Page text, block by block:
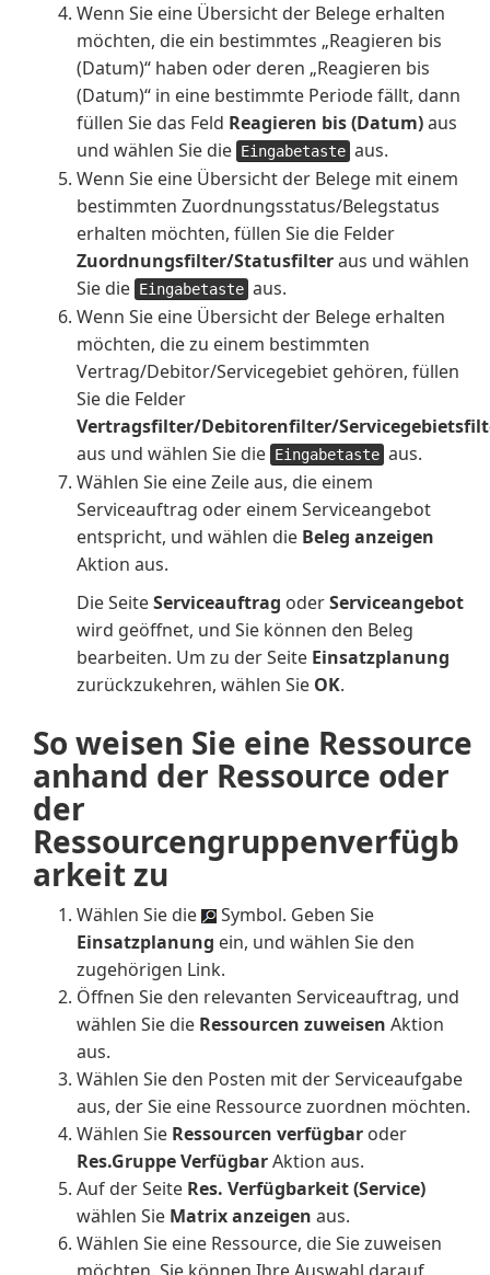
Wenn Sie eine Übersicht der Belege erhalten
möchten, die ein bestimmtes „Reagieren bis
(Datum)“ haben oder deren „Reagieren bis
(Datum)“ in eine bestimmte Periode fällt, dann
füllen Sie das Feld Reagieren bis (Datum)aus
und wählen Sie die Eingabetaste aus.
Wenn Sie eine Übersicht der Belege mit einem
bestimmten Zuordnungsstatus/Belegstatus
erhalten möchten, füllen Sie die Felder
Zuordnungsfilter/Statusfilteraus und wählen
Sie die Eingabetaste aus.
Wenn Sie eine Übersicht der Belege erhalten
möchten, die zu einem bestimmten
Vertrag/Debitor/Servicegebiet gehören, füllen
Sie die Felder
Vertragsfilter/Debitorenfilter/
aus und wählen Sie die Eingabetaste aus.
Wählen Sie eine Zeile aus, die einem
Serviceauftrag oder einem Serviceangebot
entspricht, und wählen die Beleg anzeigen
Aktion aus.
Die SeiteServiceauftrag oderServiceangebot
wird geöffnet, und Sie können den Beleg
bearbeiten. Um zu der Seite Einsatzplanung
zurückzukehren, wählen Sie OK.
So weisen Sie eine Ressource
anhand der Ressource oder
der
Ressourcengruppenverfügb
arkeit zu
Wählen Sie die
Symbol. Geben Sie
Einsatzplanung ein, und wählen Sie den
zugehörigen Link.
Öffnen Sie den relevanten Serviceauftrag, und
wählen Sie die Ressourcen zuweisen Aktion
aus.
Wählen Sie den Posten mit der Serviceaufgabe
aus, der Sie eine Ressource zuordnen möchten.
Wählen Sie Ressourcen verfügbar oder
Res.Gruppe VerfügbarAktion aus.
Auf der Seite Res. Verfügbarkeit (Service)
wählen Sie Matrix anzeigen aus.
Wählen Sie eine Ressource, die Sie zuweisen